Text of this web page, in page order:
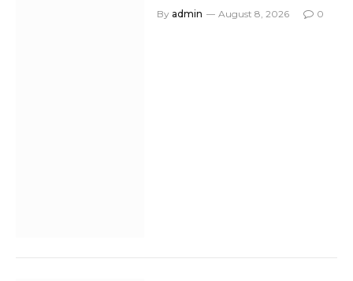
By admin August 8, 2026 0